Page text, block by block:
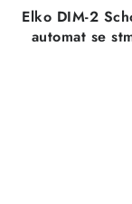
Elko DIM-2
automat se